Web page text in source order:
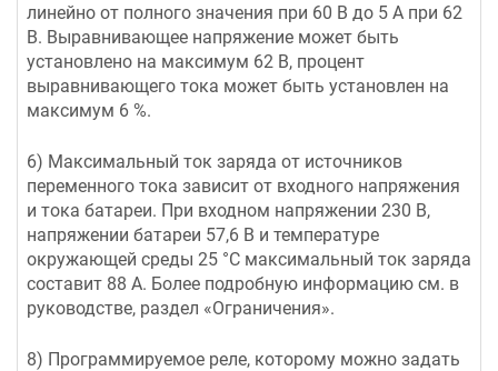
линейно от полного значения при 60 В до 5 А при 62
В. Выравнивающее напряжение может быть
установлено на максимум 62 В, процент
выравнивающего тока может быть установлен на
максимум 6 %.
6) Максимальный ток заряда от источников
переменного тока зависит от входного напряжения
и тока батареи. При входном напряжении 230 В,
напряжении батареи 57,6 В и температуре
окружающей среды 25 °C максимальный ток заряда
составит 88 А. Более подробную информацию см. в
руководстве, раздел «Ограничения».
8) Программируемое реле, которому можно задать